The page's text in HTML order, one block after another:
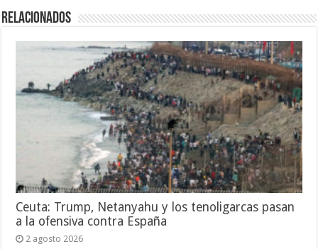
Relacionados
Ceuta: Trump, Netanyahu y los tenoligarcas pasan
a la ofensiva contra España
2 agosto 2026